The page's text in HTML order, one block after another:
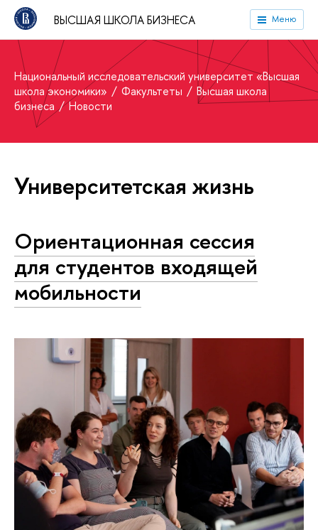
ВЫСШАЯ ШКОЛА БИЗНЕСА Меню
Национальный исследовательский университет «Высшая
школа экономики»
Факультеты
Высшая школа
бизнеса
Новости
Университетская жизнь
Ориентационная сессия
для студентов входящей
мобильности